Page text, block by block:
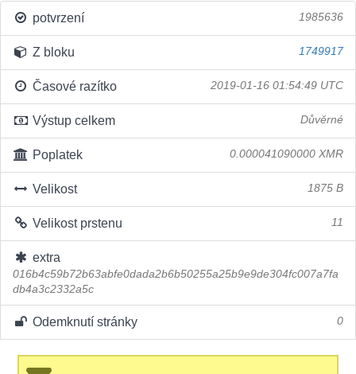
potvrzení 1985636
Z bloku 1749917
Časové razítko 2019-01-16 01:54:49 UTC
Výstup celkem Důvěrné
Poplatek 0.000041090000 XMR
Velikost 1875 B
Velikost prstenu 11
extra
016b4c59b72b63abfe0dada2b6b50255a25b9e9de304fc007a7fa
db4a3c2332a5c
Odemknutí stránky 0